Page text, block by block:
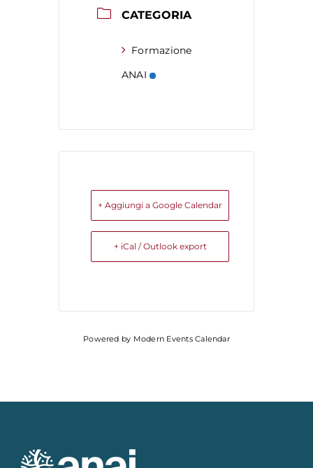
CATEGORIA
Formazione
ANAI
+ Aggiungi a Google Calendar
+ iCal / Outlook export
Powered by Modern Events Calendar